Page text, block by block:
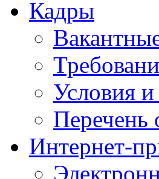
Кадры
Условия и
Перечень
Интернет-